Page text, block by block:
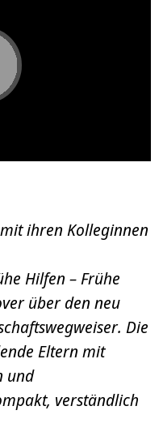
ihren Kolleginnen
Hilfen – Frühe
über den neu
Die
Eltern mit
und
verständlich